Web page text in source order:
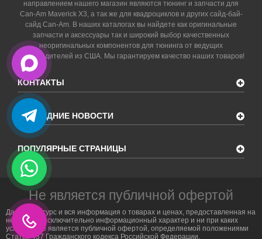
направлением нашего магазин являются тюнинг и запчасти для
Can-Am Maverick X3, а так же для квадроциклов и других сайд-бай-
сайд Can-Am. В наших каталогах вы найдете как оригинальные
запчасти и аксессуары так и широкий выбор качественных
неоригинальных компонентов для тюнинга от ведущих
производителей из США. Мы гарантируем качество наших товаров!
КОНТАКТЫ
ПОСЛЕДНИЕ НОВОСТИ
ПОПУЛЯРНЫЕ СТРАНИЦЫ
Не является публичной офертой
Данный ресурс и вся информация о товарах и ценах, предоставленная на
нём, носит исключительно информационный характер и ни при каких
условиях не является публичной офертой, определяемой положениями
Статьи 437 Гражданского кодекса Российской Федерации.